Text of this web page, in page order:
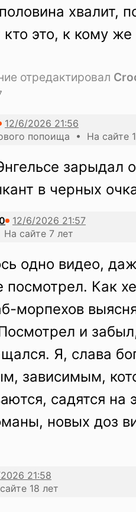
хвалит,
это, к кому
отредактировал
попоища • На сайте
зарыдал
в черных
сайте 7 лет
одно видео,
посмотрел. Как
морпехов
и
Я, слава
зависимым,
садятся на
новых доз
18 лет